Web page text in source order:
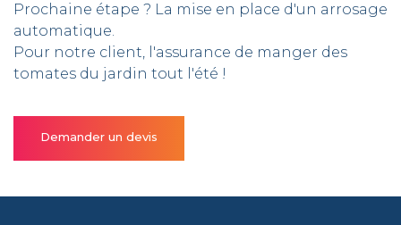
Prochaine étape ? La mise en place d'un arrosage
automatique.
Pour notre client, l'assurance de manger des
tomates du jardin tout l'été !
Demander un devis